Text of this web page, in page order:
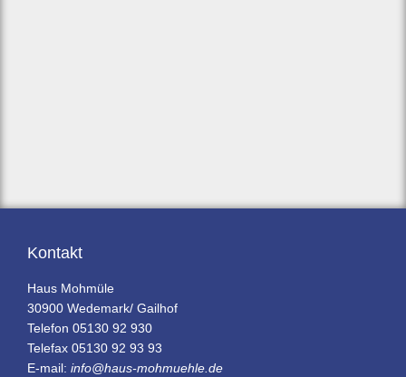
Kontakt
Haus Mohmüle
30900 Wedemark/ Gailhof
Telefon 05130 92 930
Telefax 05130 92 93 93
E-mail: info@haus-mohmuehle.de